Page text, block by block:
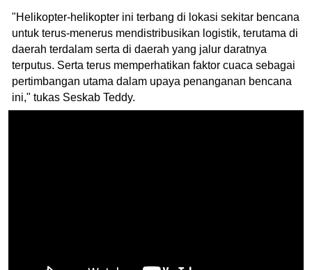
"Helikopter-helikopter ini terbang di lokasi sekitar bencana
untuk terus-menerus mendistribusikan logistik, terutama di
daerah terdalam serta di daerah yang jalur daratnya
terputus. Serta terus memperhatikan faktor cuaca sebagai
pertimbangan utama dalam upaya penanganan bencana
ini," tukas Seskab Teddy.